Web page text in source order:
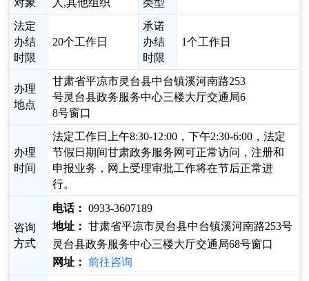
对象
人,其他组织
类型
法定
办结
时限
20个工作日
承诺
办结
时限
1个工作日
办理
地点
甘肃省平凉市灵台县中台镇溪河南路253
号灵台县政务服务中心三楼大厅交通局6
8号窗口
办理
时间
法定工作日上午8:30-12:00，下午2:30-6:00，法定
节假日期间甘肃政务服务网可正常访问，注册和
申报业务，网上受理审批工作将在节后正常进
行。
咨询
方式
电话： 0933-3607189
地址： 甘肃省平凉市灵台县中台镇溪河南路253号
灵台县政务服务中心三楼大厅交通局68号窗口
网址： 前往咨询